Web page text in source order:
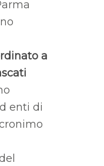
a
enti di